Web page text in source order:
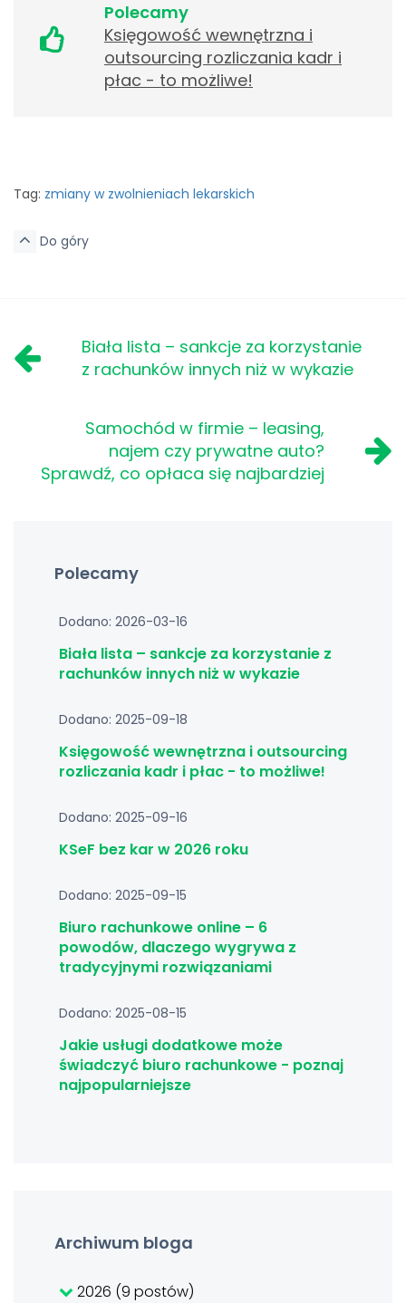
Polecamy
Księgowość wewnętrzna i
outsourcing rozliczania kadr i
płac - to możliwe!
Tag: zmiany w zwolnieniach lekarskich
Do góry
Biała lista – sankcje za korzystanie
z rachunków innych niż w wykazie
Samochód w firmie – leasing,
najem czy prywatne auto?
Sprawdź, co opłaca się najbardziej
Polecamy
Dodano: 2026-03-16
Biała lista – sankcje za korzystanie z
rachunków innych niż w wykazie
Dodano: 2025-09-18
Księgowość wewnętrzna i outsourcing
rozliczania kadr i płac - to możliwe!
Dodano: 2025-09-16
KSeF bez kar w 2026 roku
Dodano: 2025-09-15
Biuro rachunkowe online – 6
powodów, dlaczego wygrywa z
tradycyjnymi rozwiązaniami
Dodano: 2025-08-15
Jakie usługi dodatkowe może
świadczyć biuro rachunkowe - poznaj
najpopularniejsze
Archiwum bloga
2026 (9 postów)